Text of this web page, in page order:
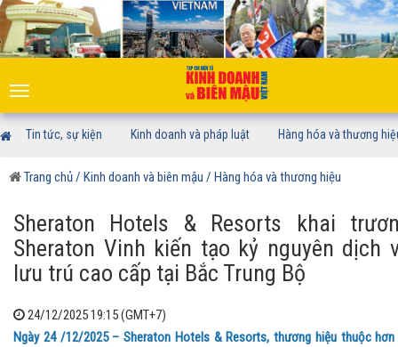
Toggle
navigation
Tin tức, sự kiện Kinh doanh và pháp luật Hàng hóa và thương
Trang chủ/ Kinh doanh và biên mậu / Hàng hóa và thương hiệu
Sheraton Hotels & Resorts khai
Sheraton Vinh kiến tạo kỷ nguyên dịch
lưu trú cao cấp tại Bắc Trung Bộ
24/12/2025 19:15 (GMT+7)
Ngày 24 /12/2025 – Sheraton Hotels & Resorts, thương hiệu thuộc hơn